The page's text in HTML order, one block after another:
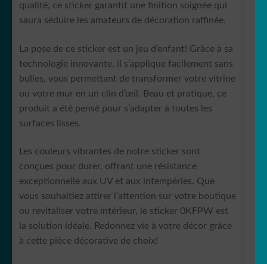
qualité, ce sticker garantit une finition soignée qui
saura séduire les amateurs de décoration raffinée.
La pose de ce sticker est un jeu d’enfant! Grâce à sa
technologie innovante, il s’applique facilement sans
bulles, vous permettant de transformer votre vitrine
ou votre mur en un clin d’œil. Beau et pratique, ce
produit a été pensé pour s’adapter à toutes les
surfaces lisses.
Les couleurs vibrantes de notre sticker sont
conçues pour durer, offrant une résistance
exceptionnelle aux UV et aux intempéries. Que
vous souhaitiez attirer l’attention sur votre boutique
ou revitaliser votre intérieur, le sticker 0KFPW est
la solution idéale. Redonnez vie à votre décor grâce
à cette pièce décorative de choix!